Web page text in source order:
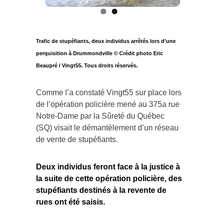
Trafic de stupéfiants, deux individus arrêtés lors d’une
perquisition à Drummondville © Crédit photo Eric
Beaupré / Vingt55. Tous droits réservés.
Comme l’a constaté Vingt55 sur place lors
de l’opération policière mené au 375a rue
Notre-Dame par la Sûreté du Québec
(SQ) visait le démantèlement d’un réseau
de vente de stupéfiants.
Deux individus feront face à la justice à
la suite de cette opération policière, des
stupéfiants destinés à la revente de
rues ont été saisis.